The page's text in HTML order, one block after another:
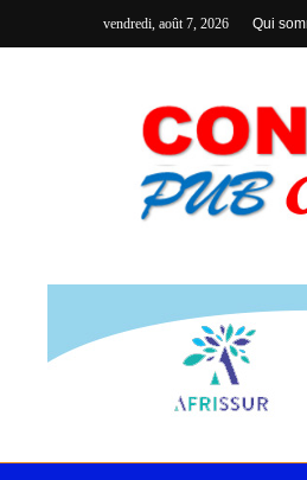
vendredi, août 7, 2026 Qui